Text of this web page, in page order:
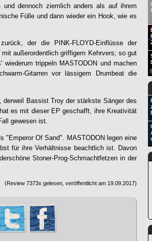
und dennoch ziemlich anders als auf ihrem
Fülle und dann wieder ein Hook, wie es
der die PINK-FLOYD-Einflüsse der
außerordentlich griffigem Kehrvers; so gut
wiederum trippeln MASTODON und machen
Gitarren vor lässigem Drumbeat die
derweil Bassist Troy der stärkste Sänger des
es mit dieser EP geschafft, ihre Kreativität
gewesen ist.
"Emperor Of Sand". MASTODON legen eine
für ihre Verhältnisse beachtlich ist. Davon
Stoner-Prog-Schmachtfetzen in der
(Review 7373x gelesen, veröffentlicht am 19.09.2017)